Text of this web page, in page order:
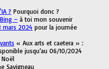
? Pourquoi donc ?
– à toi mon souvenir
mars 2024 pour la journée
« Aux arts et caetera » :
jusqu’au 06/10/2024
Savigneau